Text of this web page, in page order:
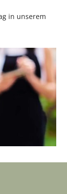
in unserem